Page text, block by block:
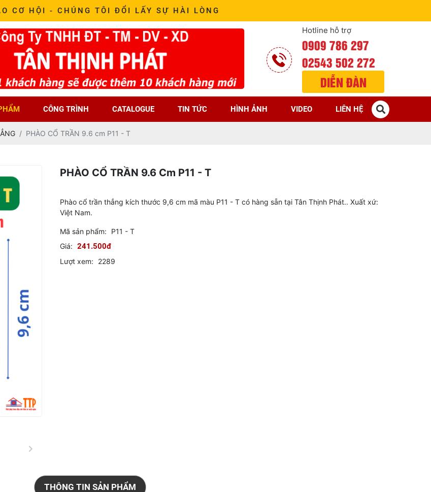
CƠ HỘI - CHÚNG TÔI ĐỔI LẤY SỰ HÀI LÒNG
Hotline hỗ trợ
0909 786 297
02543 502 272
DIỄN ĐÀN
CÔNG TRÌNH CATALOGUE TIN TỨC HÌNH ẢNH VIDEO LIÊN HỆ
PHÀO CỔ TRẦN 9.6 cm P11 - T
PHÀO CỔ TRẦN 9.6 Cm P11 - T
Phào cổ trần thẳng kích thước 9,6 cm mã màu P11 - T có hàng sẵn tại Tân Thịnh Phát.. Xuất xứ:
Việt Nam.
Mã sản phẩm:
P11 - T
Giá: 241.500đ
Lượt xem: 2289
THÔNG TIN SẢN PHẨM